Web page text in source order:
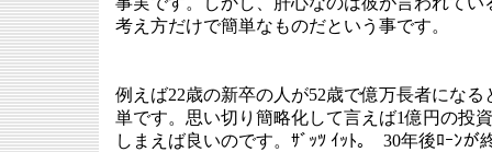
考え方だけで簡単なものだという事です。
例えば22歳の新卒の人が52歳で億万長者にな
単です。思い切り簡略化して言えば1億円の投
しまえば良いのです。ｻﾞｯﾂ ｲｯﾄ｡ 30年後ﾛｰﾝが